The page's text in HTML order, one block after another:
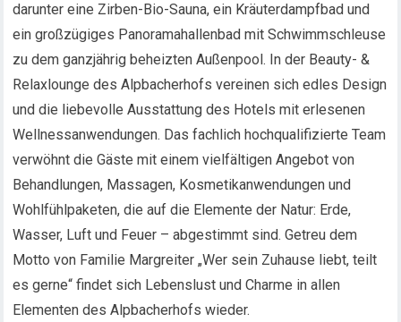
darunter eine Zirben-Bio-Sauna, ein Kräuterdampfbad und
ein großzügiges Panoramahallenbad mit Schwimmschleuse
zu dem ganzjährig beheizten Außenpool. In der Beauty- &
Relaxlounge des Alpbacherhofs vereinen sich edles Design
und die liebevolle Ausstattung des Hotels mit erlesenen
Wellnessanwendungen. Das fachlich hochqualifizierte Team
verwöhnt die Gäste mit einem vielfältigen Angebot von
Behandlungen, Massagen, Kosmetikanwendungen und
Wohlfühlpaketen, die auf die Elemente der Natur: Erde,
Wasser, Luft und Feuer – abgestimmt sind. Getreu dem
Motto von Familie Margreiter „Wer sein Zuhause liebt, teilt
es gerne“ findet sich Lebenslust und Charme in allen
Elementen des Alpbacherhofs wieder.